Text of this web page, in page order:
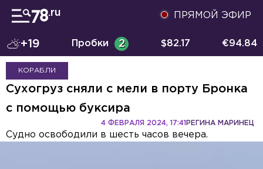
ПРЯМОЙ ЭФИР
+19 Пробки 2 $82.17 €94.84
КОРАБЛИ
Сухогруз сняли с мели в порту Бронка
с помощью буксира
РЕГИНА МАРИНЕЦ
4 ФЕВРАЛЯ 2024, 17:41
Судно освободили в шесть часов вечера.